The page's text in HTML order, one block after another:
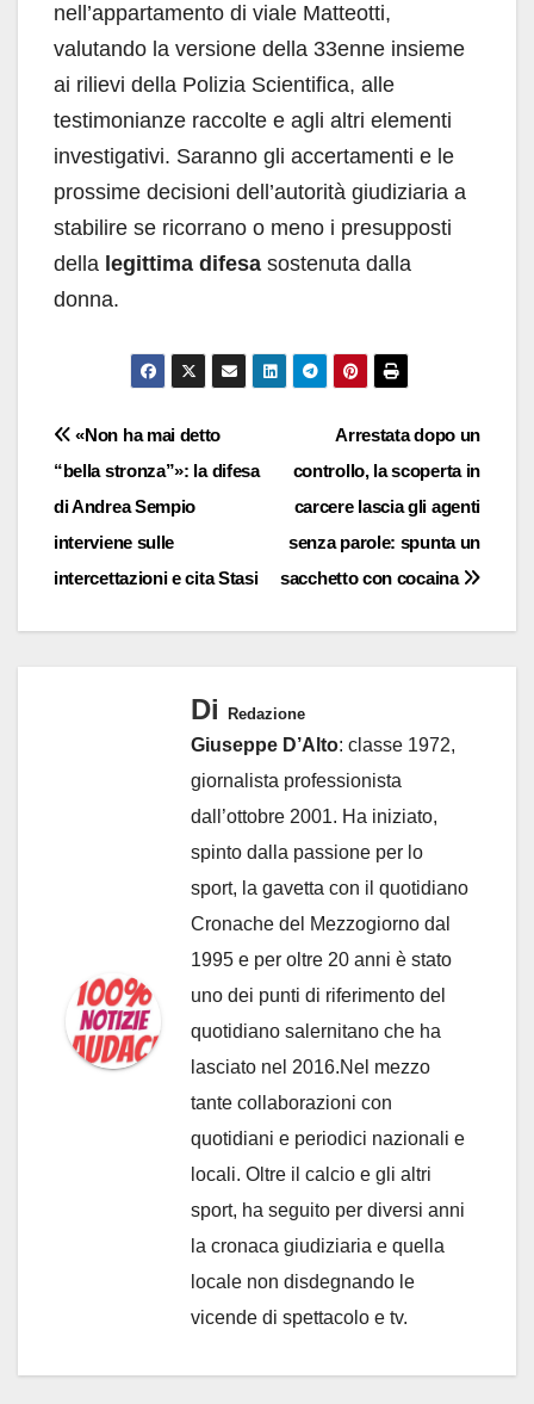
nell’appartamento di viale Matteotti,
valutando la versione della 33enne insieme
ai rilievi della Polizia Scientifica, alle
testimonianze raccolte e agli altri elementi
investigativi. Saranno gli accertamenti e le
prossime decisioni dell’autorità giudiziaria a
stabilire se ricorrano o meno i presupposti
della legittima difesa sostenuta dalla
donna.
Navigazione
articoli
Arrestata dopo un
controllo, la scoperta in
carcere lascia gli agenti
senza parole: spunta un
sacchetto con cocaina
«Non ha mai detto
“bella stronza”»: la difesa
di Andrea Sempio
interviene sulle
intercettazioni e cita Stasi
Di Redazione
Giuseppe D’Alto: classe 1972,
giornalista professionista
dall’ottobre 2001. Ha iniziato,
spinto dalla passione per lo
sport, la gavetta con il quotidiano
Cronache del Mezzogiorno dal
1995 e per oltre 20 anni è stato
uno dei punti di riferimento del
quotidiano salernitano che ha
lasciato nel 2016.Nel mezzo
tante collaborazioni con
quotidiani e periodici nazionali e
locali. Oltre il calcio e gli altri
sport, ha seguito per diversi anni
la cronaca giudiziaria e quella
locale non disdegnando le
vicende di spettacolo e tv.